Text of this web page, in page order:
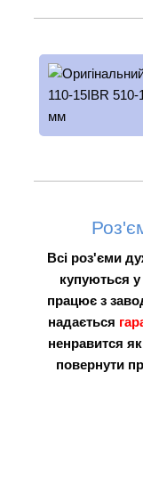
Всі роз'єми
купуються
працює з
надається
ненравится
повернути